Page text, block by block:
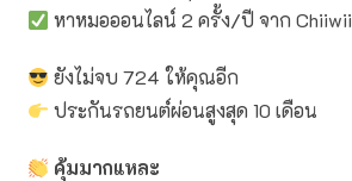
หาหมอออนไลน์ 2 ครั้ง/ปี จาก Chiiwii
ยังไม่จบ 724 ให้คุณอีก
ประกันรถยนต์ผ่อนสูงสุด 10 เดือน
คุ้มมากแหละ